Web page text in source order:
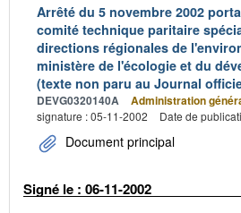
Arrêté du 5 novembre 2002
comité technique paritaire
directions régionales de
ministère de l'écologie et du
(texte non paru au Journal
DEVG0320140A Administration
signature : 05-11-2002
Date de
Document principal
Signé le : 06-11-2002